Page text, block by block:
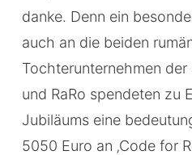
danke. Denn ein
auch an die beiden
Tochterunternehmen
und RaRo spendeten zu
Jubiläums eine
5050 Euro an ‚Code for